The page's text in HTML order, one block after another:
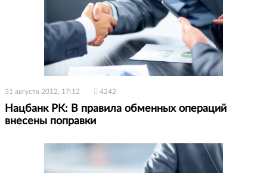
31 августа 2012, 17:12 4242
Нацбанк РК: В правила обменных операций
внесены поправки